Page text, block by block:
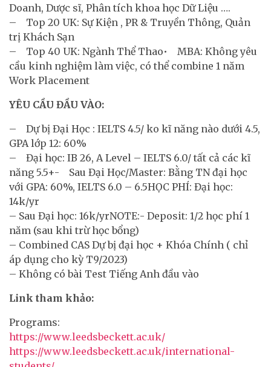
Doanh, Dược sĩ, Phân tích khoa học Dữ Liệu ….
– Top 20 UK: Sự Kiện , PR & Truyền Thông, Quản
trị Khách Sạn
– Top 40 UK: Ngành Thể Thao• MBA: Không yêu
cầu kinh nghiệm làm việc, có thể combine 1 năm
Work Placement
YÊU CẦU ĐẦU VÀO:
– Dự bị Đại Học : IELTS 4.5/ ko kĩ năng nào dưới 4.5,
GPA lớp 12: 60%
– Đại học: IB 26, A Level – IELTS 6.0/ tất cả các kĩ
năng 5.5+- Sau Đại Học/Master: Bằng TN đại học
với GPA: 60%, IELTS 6.0 – 6.5HỌC PHÍ: Đại học:
14k/yr
– Sau Đại học: 16k/yrNOTE:- Deposit: 1/2 học phí 1
năm (sau khi trừ học bổng)
– Combined CAS Dự bị đại học + Khóa Chính ( chỉ
áp dụng cho kỳ T9/2023)
– Không có bài Test Tiếng Anh đầu vào
Link tham khảo:
Programs:
https://www.leedsbeckett.ac.uk/
https://www.leedsbeckett.ac.uk/international-